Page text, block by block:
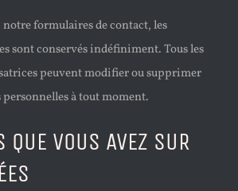
formulaires de contact, les
sont conservés indéfiniment. Tous les
peuvent modifier ou supprimer
à tout moment.
QUE VOUS AVEZ SUR